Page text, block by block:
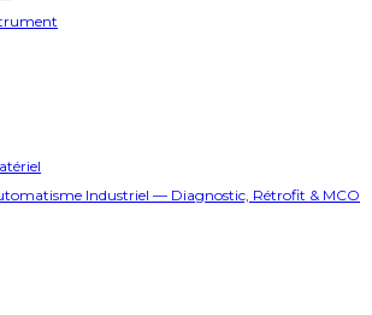
Industriel — Diagnostic, Rétrofit & MCO